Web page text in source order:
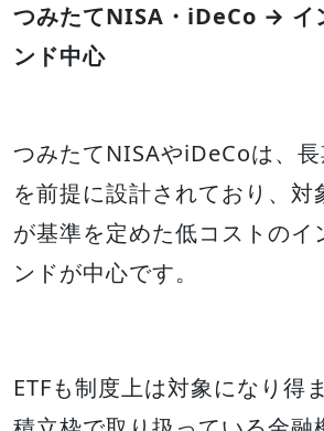
つみたてNISA・iDeCo → イ
ンド中心
つみたてNISAやiDeCoは、
を前提に設計されており、対
が基準を定めた低コストのイ
ンドが中心です。
ETFも制度上は対象になり得